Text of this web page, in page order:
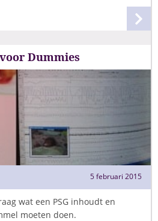
Dummies
5 februari 2015
wat een PSG inhoudt en
moeten doen.